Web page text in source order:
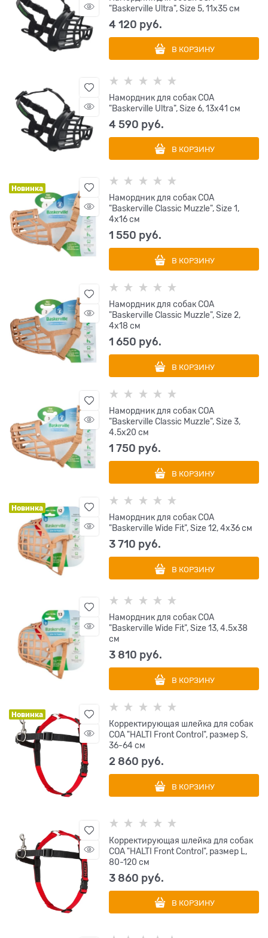
"Baskerville Ultra", Size 5, 11х35 см
4 120 руб.
В КОРЗИНУ
Намордник для собак COA
"Baskerville Ultra", Size 6, 13х41 см
4 590 руб.
В КОРЗИНУ
Новинка
Намордник для собак COA
"Baskerville Classic Muzzle", Size 1,
4х16 см
1 550 руб.
В КОРЗИНУ
Намордник для собак COA
"Baskerville Classic Muzzle", Size 2,
4х18 см
1 650 руб.
В КОРЗИНУ
Намордник для собак COA
"Baskerville Classic Muzzle", Size 3,
4.5х20 см
1 750 руб.
В КОРЗИНУ
Новинка
Намордник для собак COA
"Baskerville Wide Fit", Size 12, 4х36 см
3 710 руб.
В КОРЗИНУ
Намордник для собак COA
"Baskerville Wide Fit", Size 13, 4.5х38
см
3 810 руб.
В КОРЗИНУ
Новинка
Корректирующая шлейка для собак
COA "HALTI Front Control", размер S,
36-64 см
2 860 руб.
В КОРЗИНУ
Корректирующая шлейка для собак
COA "HALTI Front Control", размер L,
80-120 см
3 860 руб.
В КОРЗИНУ